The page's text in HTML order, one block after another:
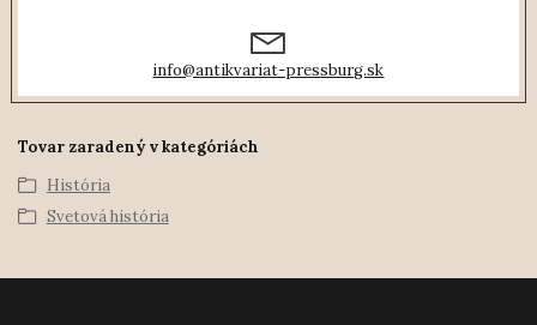
info@antikvariat-pressburg.sk
Tovar zaradený v kategóriách
História
Svetová história